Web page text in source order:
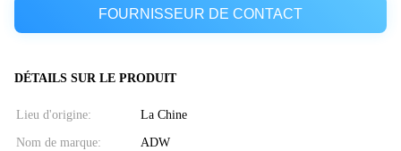
FOURNISSEUR DE CONTACT
DÉTAILS SUR LE PRODUIT
Lieu d'origine: La Chine
Nom de marque: ADW